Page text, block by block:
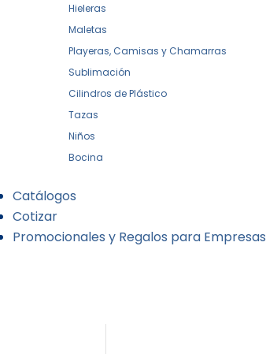
Hieleras
Maletas
Playeras, Camisas y Chamarras
Sublimación
Cilindros de Plástico
Tazas
Niños
Bocina
Catálogos
Cotizar
Promocionales y Regalos para Empresas